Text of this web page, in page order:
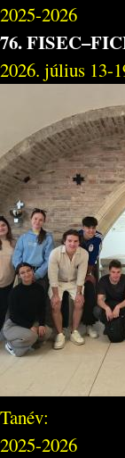
2025-2026
76.
2026. július 13-
Tanév:
2025-2026